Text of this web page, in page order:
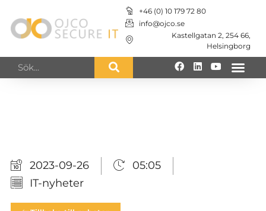
+46 (0) 10 179 72 80
info@ojco.se
Kastellgatan 2, 254 66,
Helsingborg
2023-09-26
05:05
IT-nyheter